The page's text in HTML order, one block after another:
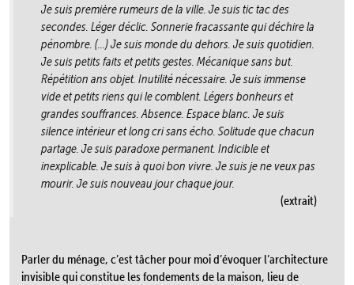
Je suis première rumeurs de la ville. Je suis tic tac des
secondes. Léger déclic. Sonnerie fracassante qui déchire la
pénombre. (…) Je suis monde du dehors. Je suis quotidien.
Je suis petits faits et petits gestes. Mécanique sans but.
Répétition ans objet. Inutilité nécessaire. Je suis immense
vide et petits riens qui le comblent. Légers bonheurs et
grandes souffrances. Absence. Espace blanc. Je suis
silence intérieur et long cri sans écho. Solitude que chacun
partage. Je suis paradoxe permanent. Indicible et
inexplicable. Je suis à quoi bon vivre. Je suis je ne veux pas
mourir. Je suis nouveau jour chaque jour.
(extrait)
Parler du ménage, c’est tâcher pour moi d’évoquer l’architecture
invisible qui constitue les fondements de la maison, lieu de